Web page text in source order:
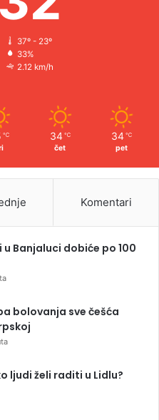
37º - 23º
33%
2.12 km/h
℃ 34 ℃
čet
34 ℃
pet
Komentari
u Banjaluci dobiće po 100
bolovanja sve češća
ljudi želi raditi u Lidlu?